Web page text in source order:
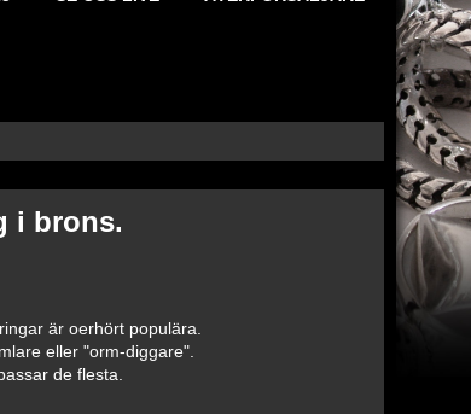
i brons.
är oerhört populära.
eller "orm-diggare".
de flesta.